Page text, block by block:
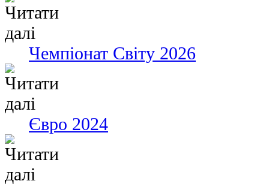
Чемпіонат Світу 2026
Євро 2024